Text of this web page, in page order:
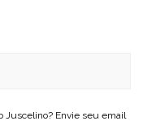
Juscelino? Envie seu email